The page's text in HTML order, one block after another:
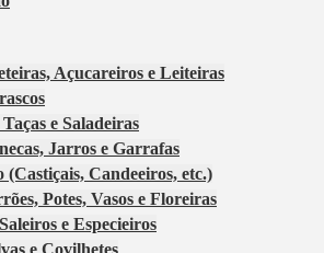
Açucareiros e Leiteiras
e Saladeiras
Jarros e Garrafas
(Castiçais, Candeeiros, etc.)
Potes, Vasos e Floreiras
e Especieiros
e Covilhetes